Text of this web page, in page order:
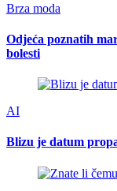
Brza moda
Odjeća poznatih
bolesti
AI
Blizu je datum